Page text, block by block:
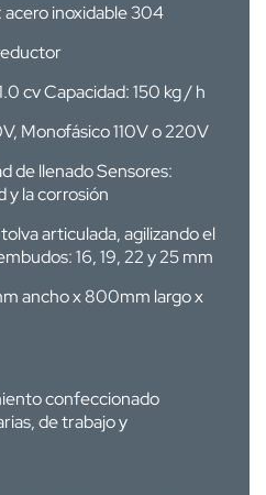
inoxidable 304
cv Capacidad: 150 kg / h
Monofásico 110V o 220V
de llenado Sensores:
y la corrosión
articulada, agilizando el
16, 19, 22 y 25 mm
ancho x 800mm largo x
confeccionado
de trabajo y